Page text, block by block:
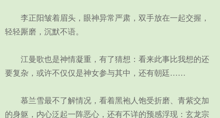
李正阳皱着眉头，眼神异常严肃，双手放在一起交握，
轻轻厮磨，沉默不语。
江曼歌也是神情凝重，有了猜想：看来此事比我想的还
要复杂，或许不仅仅是神女参与其中，还有朝廷……
慕兰雪最不了解情况，看着黑袍人饱受折磨、青紫交加
的身躯，内心泛起一阵恶心，还有不详的预感浮现：玄龙宗